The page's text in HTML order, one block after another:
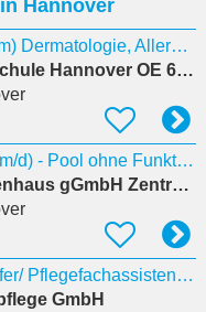
Hannover
Pflegeassistenz (w/d/m) Dermatologie, Allergologie und Venerologie
Medizinische Hochschule Hannover OE 6228 Transplantationslabor
Pflegeassistent*in (w/m/d) - Pool ohne Funktionsdienst
DIAKOVERE Krankenhaus gGmbH Zentrallabor
Ausbildung Pflegehelfer/ Pflegefachassistent (m/w/d)
GmbH